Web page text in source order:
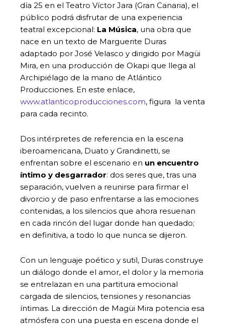
día 25 en el Teatro Víctor Jara (Gran Canaria), el
público podrá disfrutar de una experiencia
teatral excepcional: La Música, una obra que
nace en un texto de Marguerite Duras
adaptado por José Velasco y dirigido por Magüi
Mira, en una producción de Okapi que llega al
Archipiélago de la mano de Atlántico
Producciones. En este enlace,
www.atlanticoproducciones.com, figura la venta
para cada recinto.
Dos intérpretes de referencia en la escena
iberoamericana, Duato y Grandinetti, se
enfrentan sobre el escenario en un encuentro
íntimo y desgarrador: dos seres que, tras una
separación, vuelven a reunirse para firmar el
divorcio y de paso enfrentarse a las emociones
contenidas, a los silencios que ahora resuenan
en cada rincón del lugar donde han quedado;
en definitiva, a todo lo que nunca se dijeron.
Con un lenguaje poético y sutil, Duras construye
un diálogo donde el amor, el dolor y la memoria
se entrelazan en una partitura emocional
cargada de silencios, tensiones y resonancias
íntimas. La dirección de Magüi Mira potencia esa
atmósfera con una puesta en escena donde el